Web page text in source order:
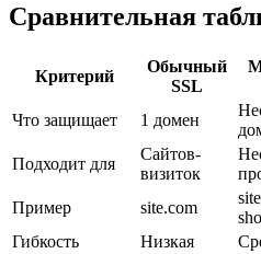
Сравнительная
Критерий
Обычный
SSL
Что защищает 1 домен
Подходит для
Сайтов-
визиток
Пример
site.com
Гибкость
Низкая